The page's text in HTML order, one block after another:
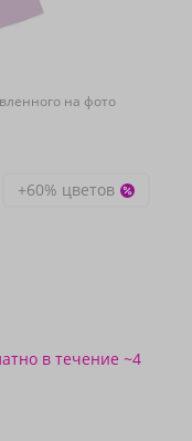
на фото
+60% цветов
в течение ~4